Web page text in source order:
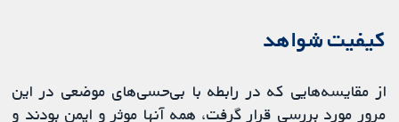
کیفیت شواهد
از مقایسه‌هایی که در رابطه با بی‌حسی‌های موضعی در این
مرور مورد بررسی قرار گرفت، همه آنها موثر و ایمن بودند و